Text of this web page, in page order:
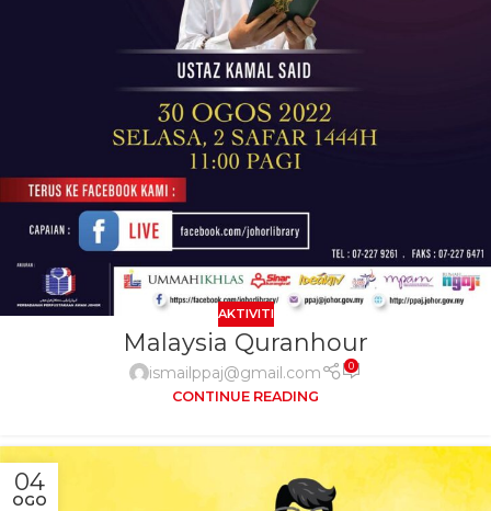
AKTIVITI
Malaysia Quranhour
ismailppaj@gmail.com 0
CONTINUE READING
04
OGO